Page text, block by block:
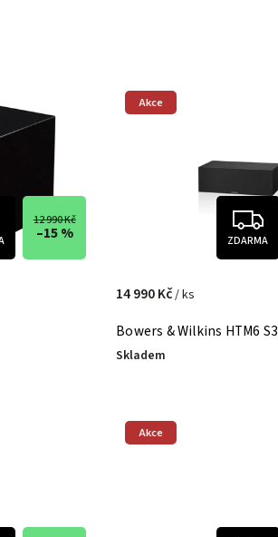
12 990 Kč
–15 %
Akce
ZDARMA
Bowers & Wilkins HTM6 S3
Skladem
14 990 Kč/ ks
Akce